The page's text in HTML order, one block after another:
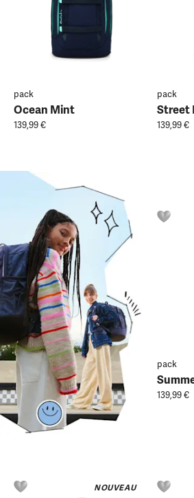
pack
Ocean Mint
139,99 €
pack
Street
139,99 €
pack
139,99 €
NOUVEAU